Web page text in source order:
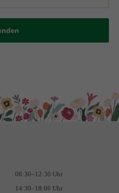
08:30–12:30 Uhr
14:30–18:00 Uhr